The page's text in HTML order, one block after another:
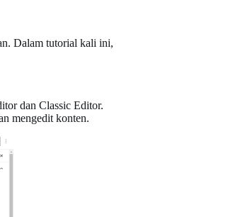
Dalam tutorial kali ini,
dan Classic Editor.
mengedit konten.